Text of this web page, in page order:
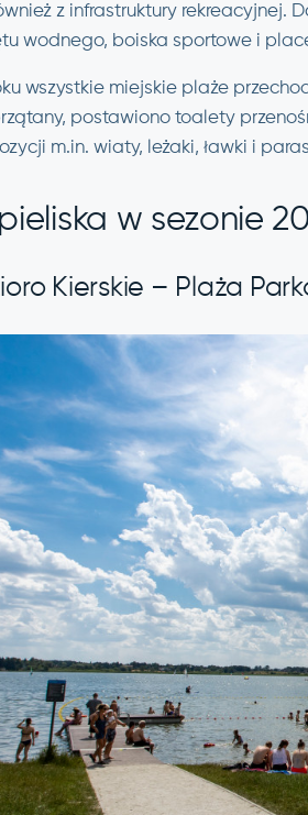
z infrastruktury rekreacyjnej.
wodnego, boiska sportowe i
wszystkie miejskie plaże
postawiono toalety
m.in. wiaty, leżaki, ławki i
w sezonie
Kierskie – Plaża